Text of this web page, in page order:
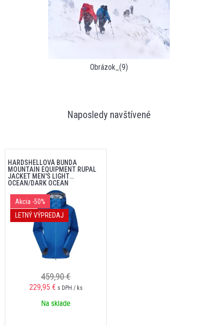
Obrázok_(9)
Naposledy navštívené
HARDSHELLOVÁ BUNDA
MOUNTAIN EQUIPMENT RUPAL
JACKET MEN'S LIGHT
OCEAN/DARK OCEAN
Akcia -50%
LETNÝ VÝPREDAJ
459,90 €
229,95 € s DPH / ks
Na sklade